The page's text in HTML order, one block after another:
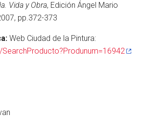
Vida y Obra, Edición Ángel Mario
pp.372-373
Web Ciudad de la Pintura: